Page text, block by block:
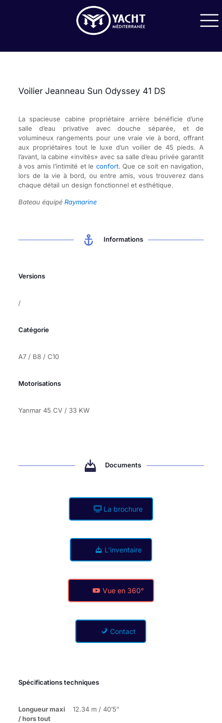
Voilier Jeanneau Sun Odyssey 41 DS
La spacieuse cabine propriétaire arrière bénéficie d’une
salle d’eau privative avec douche séparée, et de
volumineux rangements pour une vraie vie à bord, offrant
aux propriétaires tout le luxe d’un voilier de 45 pieds. A
l’avant, la cabine «invités» avec sa salle d’eau privée garantit
à vos amis l’intimité et le confort. Que ce soit en navigation,
lors de la vie à bord, ou entre amis, vous trouverez dans
chaque détail un design fonctionnel et esthétique.
Bateau équipé Raymarine
Informations
Versions
/
Catégorie
A7 / B8 / C10
Motorisations
Yanmar 45 CV / 33 KW
Documents
La brochure
L'inventaire
Vue en 360°
Contact
Spécifications techniques
Longueur maxi
/ hors tout
12.34 m / 40’5″